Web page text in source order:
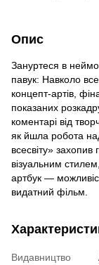
Опис
Зануртеся в
павук: Навколо
концепт-артів,
показаних
коментарі від
як йшла робота
всесвіту» захопив
візуальним
артбук —
видатний фільм.
Видавництво